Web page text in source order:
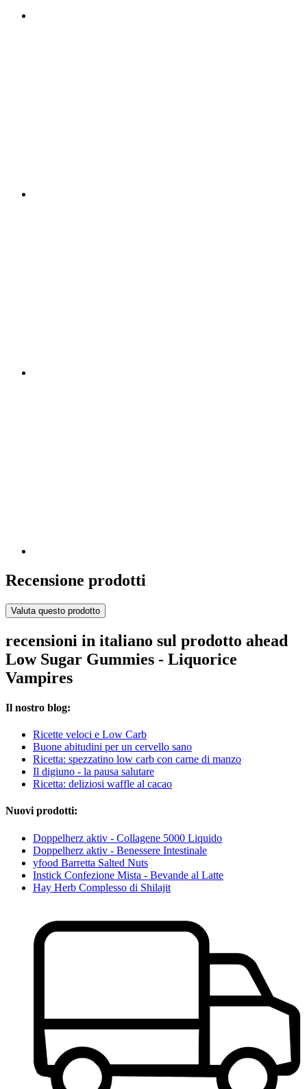
Recensione prodotti
Valuta questo prodotto
recensioni in italiano sul prodotto ahead
Low Sugar Gummies - Liquorice
Vampires
Il nostro blog:
Ricette veloci e Low Carb
Buone abitudini per un cervello sano
Ricetta: spezzatino low carb con carne di manzo
Il digiuno - la pausa salutare
Ricetta: deliziosi waffle al cacao
Nuovi prodotti:
Doppelherz aktiv - Collagene 5000 Liquido
Doppelherz aktiv - Benessere Intestinale
yfood Barretta Salted Nuts
Instick Confezione Mista - Bevande al Latte
Hay Herb Complesso di Shilajit